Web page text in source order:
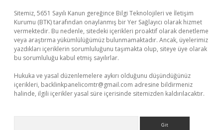
Sitemiz, 5651 Sayılı Kanun gereğince Bilgi Teknolojileri ve İletişim
Kurumu (BTK) tarafından onaylanmış bir Yer Sağlayıcı olarak hizmet
vermektedir. Bu nedenle, sitedeki içerikleri proaktif olarak denetleme
veya araştırma yükümlülüğümüz bulunmamaktadır. Ancak, üyelerimiz
yazdıkları içeriklerin sorumluluğunu taşımakta olup, siteye üye olarak
bu sorumluluğu kabul etmiş sayılırlar.
Hukuka ve yasal düzenlemelere aykırı olduğunu düşündüğünüz
içerikleri, backlinkpanelicomtr@gmail.com adresine bildirmeniz
halinde, ilgili içerikler yasal süre içerisinde sitemizden kaldırılacaktır.